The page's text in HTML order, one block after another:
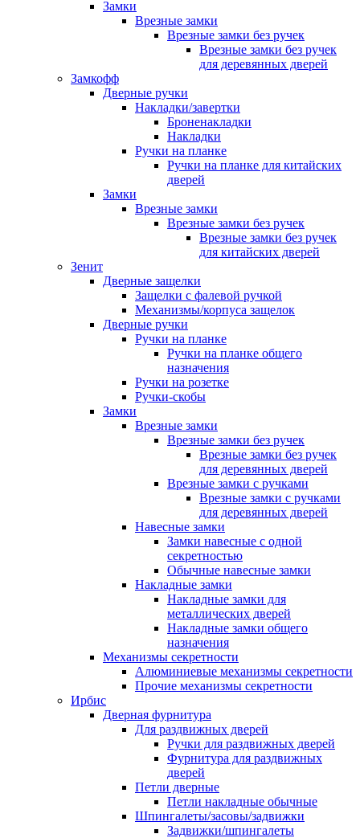
Замки
Врезные замки
Врезные замки без ручек
Врезные замки без ручек
для деревянных дверей
Замкофф
Дверные ручки
Накладки/завертки
Броненакладки
Накладки
Ручки на планке
Ручки на планке для китайских
дверей
Замки
Врезные замки
Врезные замки без ручек
Врезные замки без ручек
для китайских дверей
Зенит
Дверные защелки
Защелки с фалевой ручкой
Механизмы/корпуса защелок
Дверные ручки
Ручки на планке
Ручки на планке общего
назначения
Ручки на розетке
Ручки-скобы
Замки
Врезные замки
Врезные замки без ручек
Врезные замки без ручек
для деревянных дверей
Врезные замки с ручками
Врезные замки с ручками
для деревянных дверей
Навесные замки
Замки навесные с одной
секретностью
Обычные навесные замки
Накладные замки
Накладные замки для
металлических дверей
Накладные замки общего
назначения
Механизмы секретности
Алюминиевые механизмы секретности
Прочие механизмы секретности
Ирбис
Дверная фурнитура
Для раздвижных дверей
Ручки для раздвижных дверей
Фурнитура для раздвижных
дверей
Петли дверные
Петли накладные обычные
Шпингалеты/засовы/задвижки
Задвижки/шпингалеты